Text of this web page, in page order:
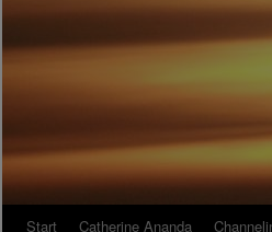
Start Catherine Ananda